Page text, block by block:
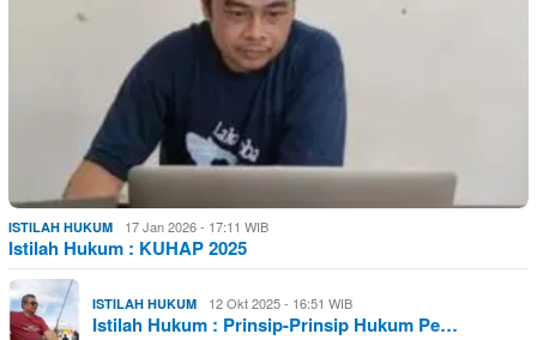
ISTILAH HUKUM 17 Jan 2026 - 17:11 WIB
Istilah Hukum : KUHAP 2025
ISTILAH HUKUM 12 Okt 2025 - 16:51 WIB
Istilah Hukum : Prinsip-Prinsip Hukum Pe…